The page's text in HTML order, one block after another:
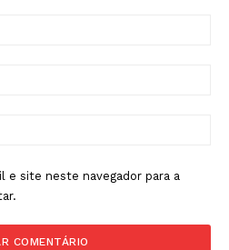
e site neste navegador para a